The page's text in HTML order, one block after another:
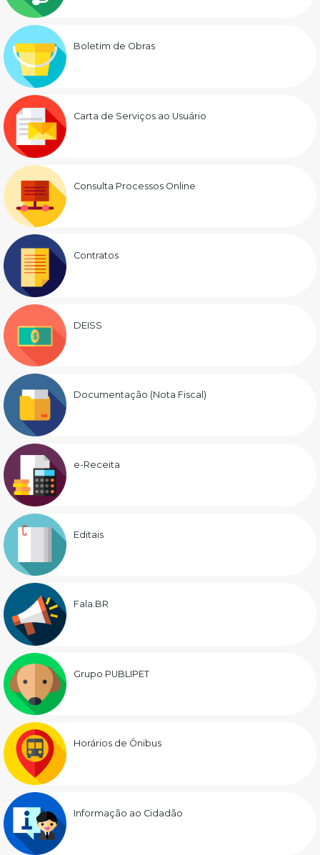
Boletim de Obras
Carta de Serviços ao Usuário
Consulta Processos Online
Contratos
DEISS
Documentação (Nota Fiscal)
e-Receita
Editais
Fala.BR
Grupo PUBLIPET
Horários de Ônibus
Informação ao Cidadão